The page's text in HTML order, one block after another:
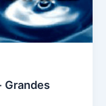
Grandes